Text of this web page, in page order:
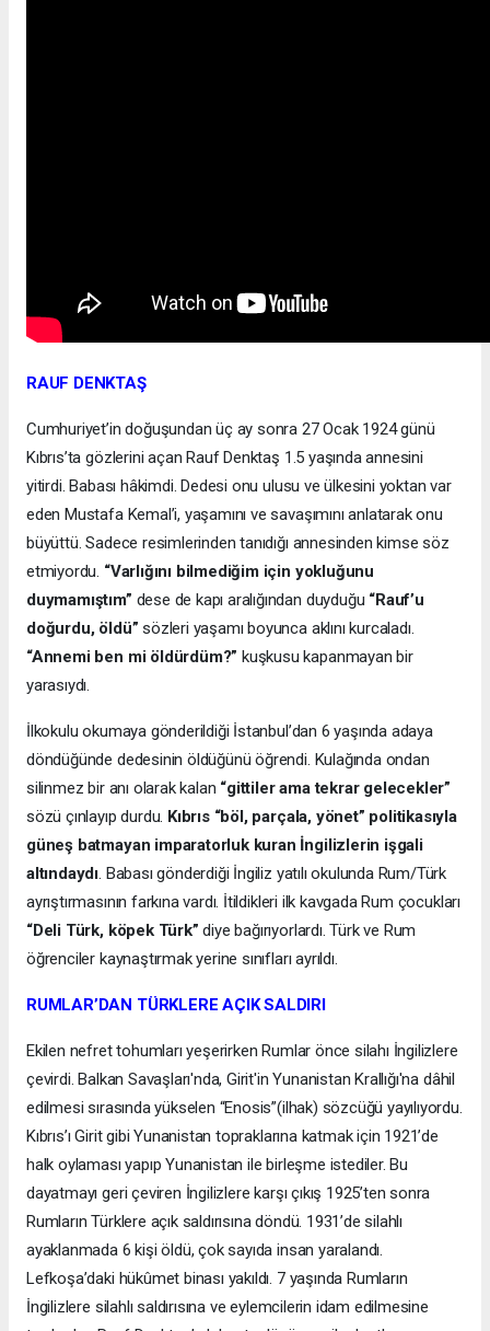
RAUF DENKTAŞ
Cumhuriyet’in doğuşundan üç ay sonra 27 Ocak 1924 günü
Kıbrıs’ta gözlerini açan Rauf Denktaş 1.5 yaşında annesini
yitirdi. Babası hâkimdi. Dedesi onu ulusu ve ülkesini yoktan var
eden Mustafa Kemal’i, yaşamını ve savaşımını anlatarak onu
büyüttü. Sadece resimlerinden tanıdığı annesinden kimse söz
etmiyordu. “Varlığını bilmediğim için yokluğunu
duymamıştım” dese de kapı aralığından duyduğu “Rauf’u
doğurdu, öldü” sözleri yaşamı boyunca aklını kurcaladı.
“Annemi ben mi öldürdüm?” kuşkusu kapanmayan bir
yarasıydı.
İlkokulu okumaya gönderildiği İstanbul’dan 6 yaşında adaya
döndüğünde dedesinin öldüğünü öğrendi. Kulağında ondan
silinmez bir anı olarak kalan “gittiler ama tekrar gelecekler”
sözü çınlayıp durdu. Kıbrıs “böl, parçala, yönet” politikasıyla
güneş batmayan imparatorluk kuran İngilizlerin işgali
altındaydı. Babası gönderdiği İngiliz yatılı okulunda Rum/Türk
ayrıştırmasının farkına vardı. İtildikleri ilk kavgada Rum çocukları
“Deli Türk, köpek Türk” diye bağırıyorlardı. Türk ve Rum
öğrenciler kaynaştırmak yerine sınıfları ayrıldı.
RUMLAR’DAN TÜRKLERE AÇIK SALDIRI
Ekilen nefret tohumları yeşerirken Rumlar önce silahı İngilizlere
çevirdi. Balkan Savaşları'nda, Girit'in Yunanistan Krallığı'na dâhil
edilmesi sırasında yükselen “Enosis”(ilhak) sözcüğü yayılıyordu.
Kıbrıs’ı Girit gibi Yunanistan topraklarına katmak için 1921’de
halk oylaması yapıp Yunanistan ile birleşme istediler. Bu
dayatmayı geri çeviren İngilizlere karşı çıkış 1925’ten sonra
Rumların Türklere açık saldırısına döndü. 1931’de silahlı
ayaklanmada 6 kişi öldü, çok sayıda insan yaralandı.
Lefkoşa’daki hükûmet binası yakıldı. 7 yaşında Rumların
İngilizlere silahlı saldırısına ve eylemcilerin idam edilmesine